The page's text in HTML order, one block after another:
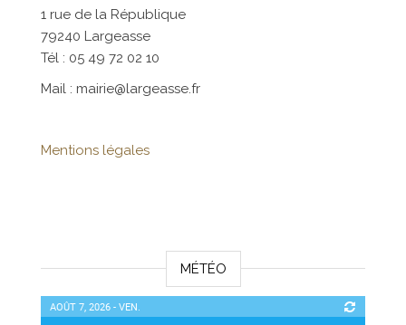
1 rue de la République
79240 Largeasse
Tél : 05 49 72 02 10
Mail : mairie@largeasse.fr
Mentions légales
MÉTÉO
AOÛT 7, 2026 - VEN.